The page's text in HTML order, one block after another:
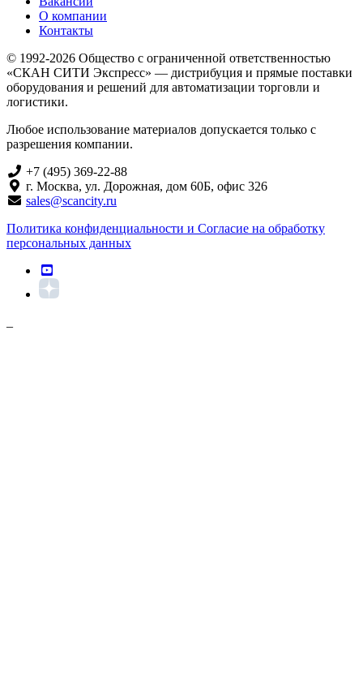
О компании
Контакты
© 1992-2026 Общество с ограниченной ответственностью
«СКАН СИТИ Экспресс» — дистрибуция и прямые поставки
оборудования и решений для автоматизации торговли и
логистики.
Любое использование материалов допускается только с
разрешения компании.
+7 (495) 369-22-88
г. Москва, ул. Дорожная, дом 60Б, офис 326
sales@scancity.ru
Политика конфиденциальности и Согласие на обработку
персональных данных